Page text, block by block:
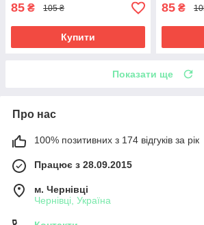
85 ₴ 105 ₴
Купити
85 ₴
Показати ще
Про нас
100% позитивних з 174 відгуків за рік
Працює з 28.09.2015
м. Чернівці
Чернівці, Україна